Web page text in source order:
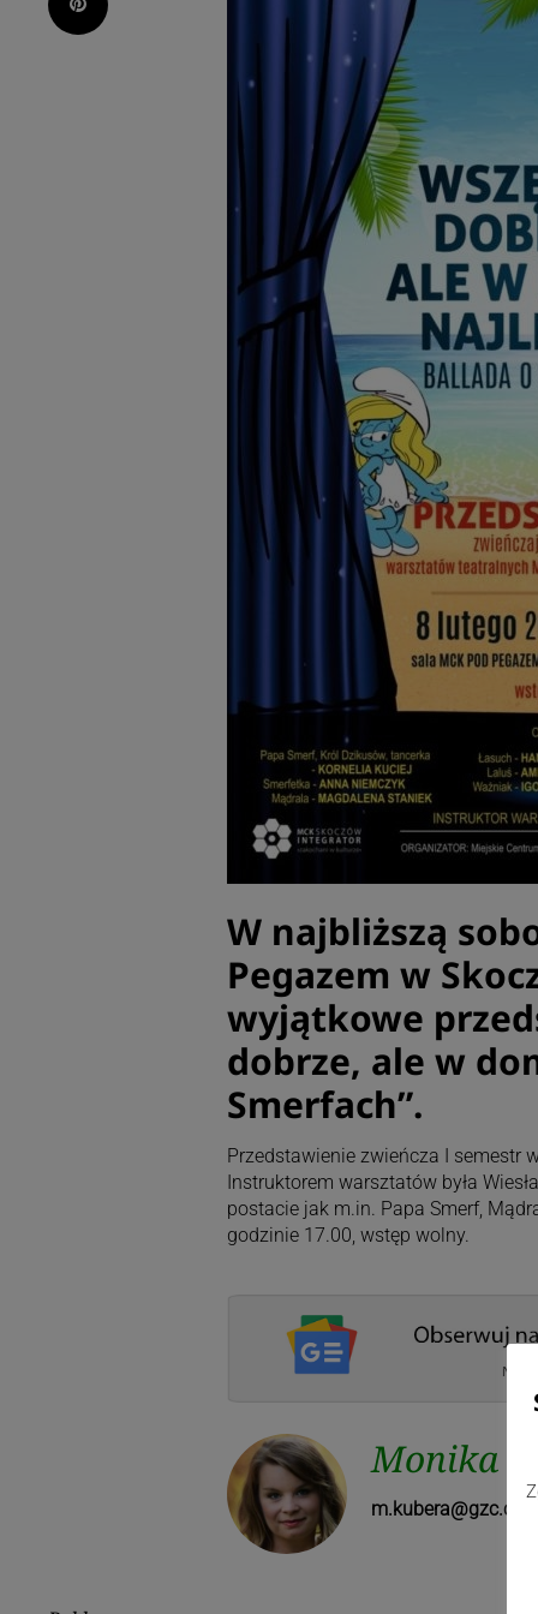
W najbliższą
Pegazem w
wyjątkowe
dobrze, ale w
Smerfach”.
Przedstawienie zwieńcza I semestr
Instruktorem warsztatów była
postacie jak m.in. Papa Smerf,
godzinie 17.00, wstęp wolny.
Monika